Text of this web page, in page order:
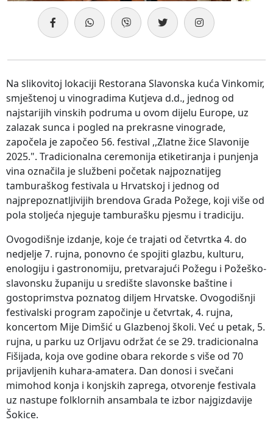
Na slikovitoj lokaciji Restorana Slavonska kuća Vinkomir,
smještenoj u vinogradima Kutjeva d.d., jednog od
najstarijih vinskih podruma u ovom dijelu Europe, uz
zalazak sunca i pogled na prekrasne vinograde,
započela je započeo 56. festival ,,Zlatne žice Slavonije
2025.". Tradicionalna ceremonija etiketiranja i punjenja
vina označila je službeni početak najpoznatijeg
tamburaškog festivala u Hrvatskoj i jednog od
najprepoznatljivijih brendova Grada Požege, koji više od
pola stoljeća njeguje tamburašku pjesmu i tradiciju.
Ovogodišnje izdanje, koje će trajati od četvrtka 4. do
nedjelje 7. rujna, ponovno će spojiti glazbu, kulturu,
enologiju i gastronomiju, pretvarajući Požegu i Požeško-
slavonsku županiju u središte slavonske baštine i
gostoprimstva poznatog diljem Hrvatske. Ovogodišnji
festivalski program započinje u četvrtak, 4. rujna,
koncertom Mije Dimšić u Glazbenoj školi. Već u petak, 5.
rujna, u parku uz Orljavu održat će se 29. tradicionalna
Fišijada, koja ove godine obara rekorde s više od 70
prijavljenih kuhara-amatera. Dan donosi i svečani
mimohod konja i konjskih zaprega, otvorenje festivala
uz nastupe folklornih ansambala te izbor najgizdavije
Šokice.